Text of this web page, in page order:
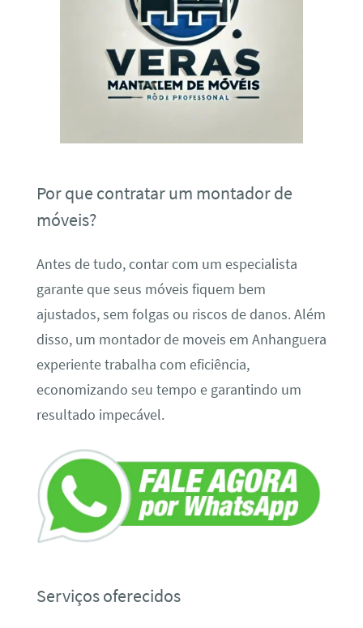
Por que contratar um montador de
móveis?
Antes de tudo, contar com um especialista
garante que seus móveis fiquem bem
ajustados, sem folgas ou riscos de danos. Além
disso, um montador de moveis em Anhanguera
experiente trabalha com eficiência,
economizando seu tempo e garantindo um
resultado impecável.
Serviços oferecidos